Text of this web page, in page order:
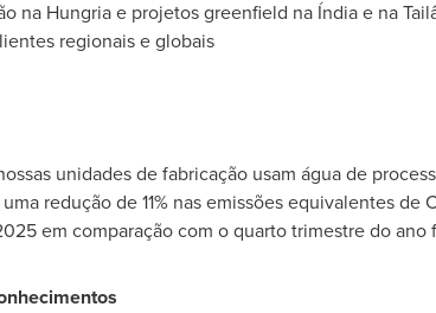
na Hungria e projetos greenfield na Índia e na
regionais e globais
unidades de fabricação usam água de
redução de 11% nas emissões equivalentes
em comparação com o quarto trimestre do ano